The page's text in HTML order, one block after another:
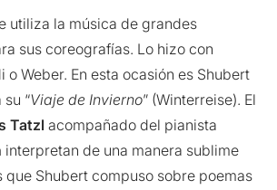
utiliza la música de grandes
sus coreografías. Lo hizo con
o Weber. En esta ocasión es Shubert
“Viaje de Invierno” (Winterreise). El
Tatzl acompañado del pianista
interpretan de una manera sublime
que Shubert compuso sobre poemas